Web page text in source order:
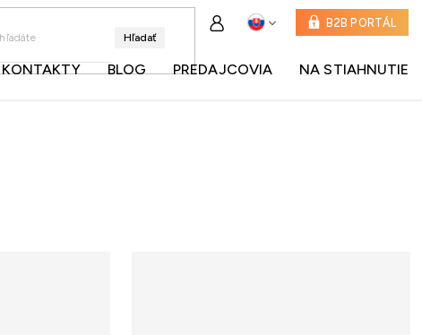
Hľadať
B2B PORTÁL
KONTAKTY BLOG PREDAJCOVIA NA STIAHNUTIE